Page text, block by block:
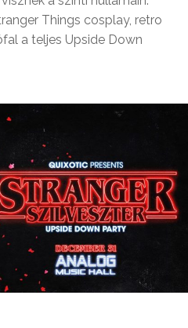
Things cosplay, retro
a teljes Upside Down